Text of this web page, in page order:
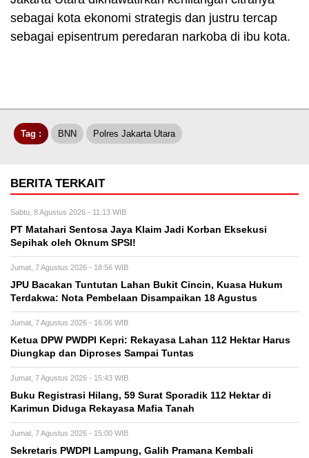
sebagai kota ekonomi strategis dan justru tercap
sebagai episentrum peredaran narkoba di ibu kota.
Tag : BNN Polres Jakarta Utara
BERITA TERKAIT
Sabtu, 8 Agustus 2026 - 11:13 WIB
PT Matahari Sentosa Jaya Klaim Jadi Korban Eksekusi
Sepihak oleh Oknum SPSI!
Jumat, 7 Agustus 2026 - 18:56 WIB
JPU Bacakan Tuntutan Lahan Bukit Cincin, Kuasa Hukum
Terdakwa: Nota Pembelaan Disampaikan 18 Agustus
Jumat, 7 Agustus 2026 - 16:06 WIB
Ketua DPW PWDPI Kepri: Rekayasa Lahan 112 Hektar Harus
Diungkap dan Diproses Sampai Tuntas
Jumat, 7 Agustus 2026 - 15:43 WIB
Buku Registrasi Hilang, 59 Surat Sporadik 112 Hektar di
Karimun Diduga Rekayasa Mafia Tanah
Jumat, 7 Agustus 2026 - 15:00 WIB
Sekretaris PWDPI Lampung, Galih Pramana Kembali